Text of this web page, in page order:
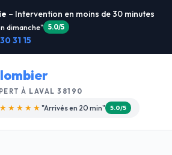
– Intervention en moins de 30 minutes
!" 4.9/5
31 15
À LAVAL 38190
★★★★☆ "Devis gratuit" 4.8/5